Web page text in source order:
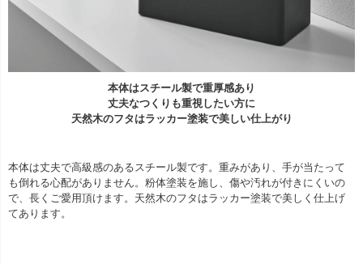
本体はスチール製で重厚感あり
丈夫なつくりも重視したい方に
天然木のフタはラッカー塗装で美しい仕上がり
本体は丈夫で高級感のあるスチール製です。重みがあり、手が当たって
も倒れる心配がありません。粉体塗装を施し、傷や汚れが付きにくいの
で、長くご愛用頂けます。天然木のフタはラッカー塗装で美しく仕上げ
てあります。